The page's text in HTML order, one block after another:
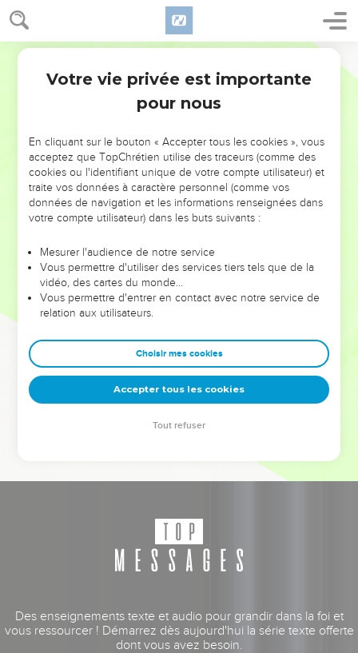
NE MANQUEZ PAS L’ÉVÉNEMENT
DE L’ANNÉE !
ET SI LEURS ERREURS POUVAIENT VOUS ÉVITER LES
VOTRES ?
leur foi ou leur vision. Mais on voit moins les doutes, les erreurs
et les saisons difficiles qu'ils ont traversés, alors même que ce
sont elles qui les ont façonnés.
Dans cette conférence, leaders, entrepreneurs, et responsables
clés pour avancer avec plus de sagesse afin que leurs erreurs
deviennent vos tremplins. Que vous guidiez un ministère, une
équipe, un groupe ou une famille, leur expérience est faite
pour vous.
Des enseignements texte et audio pour grandir dans la foi et
vous ressourcer ! Démarrez dès aujourd'hui la série texte offerte
dont vous avez besoin.
Votre vie privée est importante
pour nous
En cliquant sur le bouton « Accepter tous les cookies », vous
acceptez que TopChrétien utilise des traceurs (comme des
cookies ou l'identifiant unique de votre compte utilisateur) et
traite vos données à caractère personnel (comme vos
données de navigation et les informations renseignées dans
votre compte utilisateur) dans les buts suivants :
Mesurer l'audience de notre service
Vous permettre d'utiliser des services tiers tels que de la
vidéo, des cartes du monde…
Vous permettre d'entrer en contact avec notre service de
relation aux utilisateurs.
Choisir mes cookies
Accepter tous les cookies
Tout refuser